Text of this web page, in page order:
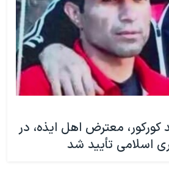
معترض اهل ایذه، در
اسلامی تأیید شد